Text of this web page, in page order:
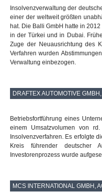
Insolvenzverwaltung der
einer der weltweit größten
hat. Die Balli GmbH hatte in
in der Türkei und in Dubai.
Zuge der Neuausrichtung des
Verfahren wurden
Verwaltung einbezogen.
DRAFTEX AUTOMOTIVE
Betriebsfortführung eines
einem Umsatzvolumen von
Insolvenzverfahren. Es erfolgte
Kreis führender deutscher
Investorenprozess wurde
MCS INTERNATIONAL GMBH,